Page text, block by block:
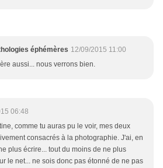
éphémères 12/09/2015 11:00
aussi... nous verrons bien.
06:48
comme tu auras pu le voir, mes deux
consacrés à la photographie. J'ai, en
plus écrire... tout du moins de ne plus
le net... ne sois donc pas étonné de ne pas